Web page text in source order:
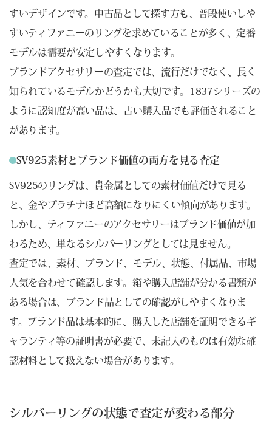
すいデザインです。中古品として探す方も、普段使いしや
すいティファニーのリングを求めていることが多く、定番
モデルは需要が安定しやすくなります。
ブランドアクセサリーの査定では、流行だけでなく、長く
知られているモデルかどうかも大切です。1837シリーズの
ように認知度が高い品は、古い購入品でも評価されること
があります。
SV925素材とブランド価値の両方を見る査定
SV925のリングは、貴金属としての素材価値だけで見る
と、金やプラチナほど高額になりにくい傾向があります。
しかし、ティファニーのアクセサリーはブランド価値が加
わるため、単なるシルバーリングとしては見ません。
査定では、素材、ブランド、モデル、状態、付属品、市場
人気を合わせて確認します。箱や購入店舗が分かる書類が
ある場合は、ブランド品としての確認がしやすくなりま
す。ブランド品は基本的に、購入した店舗を証明できるギ
ャランティ等の証明書が必要で、未記入のものは有効な確
認材料として扱えない場合があります。
シルバーリングの状態で査定が変わる部分